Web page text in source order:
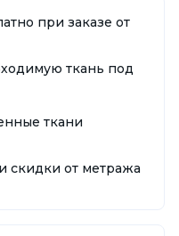
при заказе от
ткань под
ткани
скидки от метража